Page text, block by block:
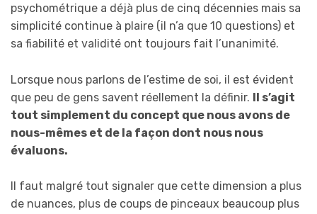
psychométrique a déjà plus de cinq décennies mais sa
simplicité continue à plaire (il n’a que 10 questions) et
sa fiabilité et validité ont toujours fait l’unanimité.
Lorsque nous parlons de l’estime de soi, il est évident
que peu de gens savent réellement la définir. Il s’agit
tout simplement du concept que nous avons de
nous-mêmes et de la façon dont nous nous
évaluons.
Il faut malgré tout signaler que cette dimension a plus
de nuances, plus de coups de pinceaux beaucoup plus